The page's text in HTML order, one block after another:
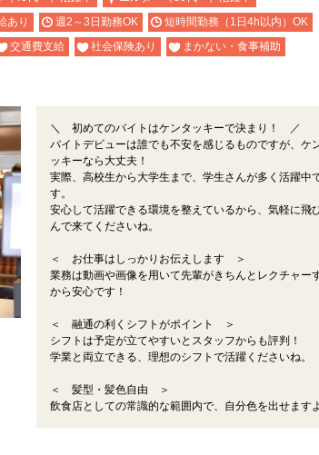
あり 週2～3日勤務OK
短時間勤務（1日4h以内）OK
交通費支給 社会保険あり
まかない・食事補助
＼ 初めてのバイトはケンタッキーで決まり！ ／
バイトデビューは誰でも不安を感じるものですが、ケ
ッキーなら大丈夫！
実際、高校生から大学生まで、学生さんが多く活躍中
す。
安心して活躍できる環境を整えているから、気軽に飛
んで来てくださいね。
＜ お仕事はしっかりお伝えします ＞
業務は動画や画像を用いて先輩がきちんとレクチャー
から安心です！
＜ 融通の利くシフトがポイント ＞
シフトは予定が立てやすいとスタッフからも評判！
学業と両立できる、理想のシフトで活躍くださいね。
＜ 髪型・髪色自由 ＞
飲食店としての常識的な範囲内で、自分色を出せますよ